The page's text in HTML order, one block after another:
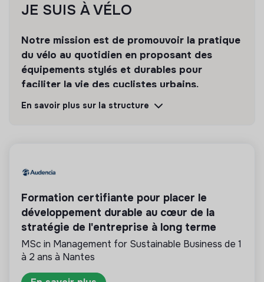
JE SUIS À VÉLO
Notre mission est de promouvoir la pratique
du vélo au quotidien en proposant des
équipements stylés et durables pour
faciliter la vie des cyclistes urbains.
Découvrir Suivre
des produits ou proposer des services éco-
responsables alignés avec les besoins de la
transformation écologique et solidaire.
Plus d'informations
En savoir plus sur la structure
Formation certifiante pour placer le
développement durable au cœur de la
stratégie de l'entreprise à long terme
MSc in Management for Sustainable Business de 1
à 2 ans à Nantes